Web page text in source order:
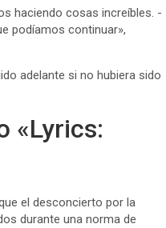
haciendo cosas increíbles. -
podíamos continuar»,
adelante si no hubiera sido
«Lyrics:
el desconcierto por la
durante una norma de